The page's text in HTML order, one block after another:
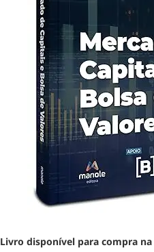
Livro disponível para compra na